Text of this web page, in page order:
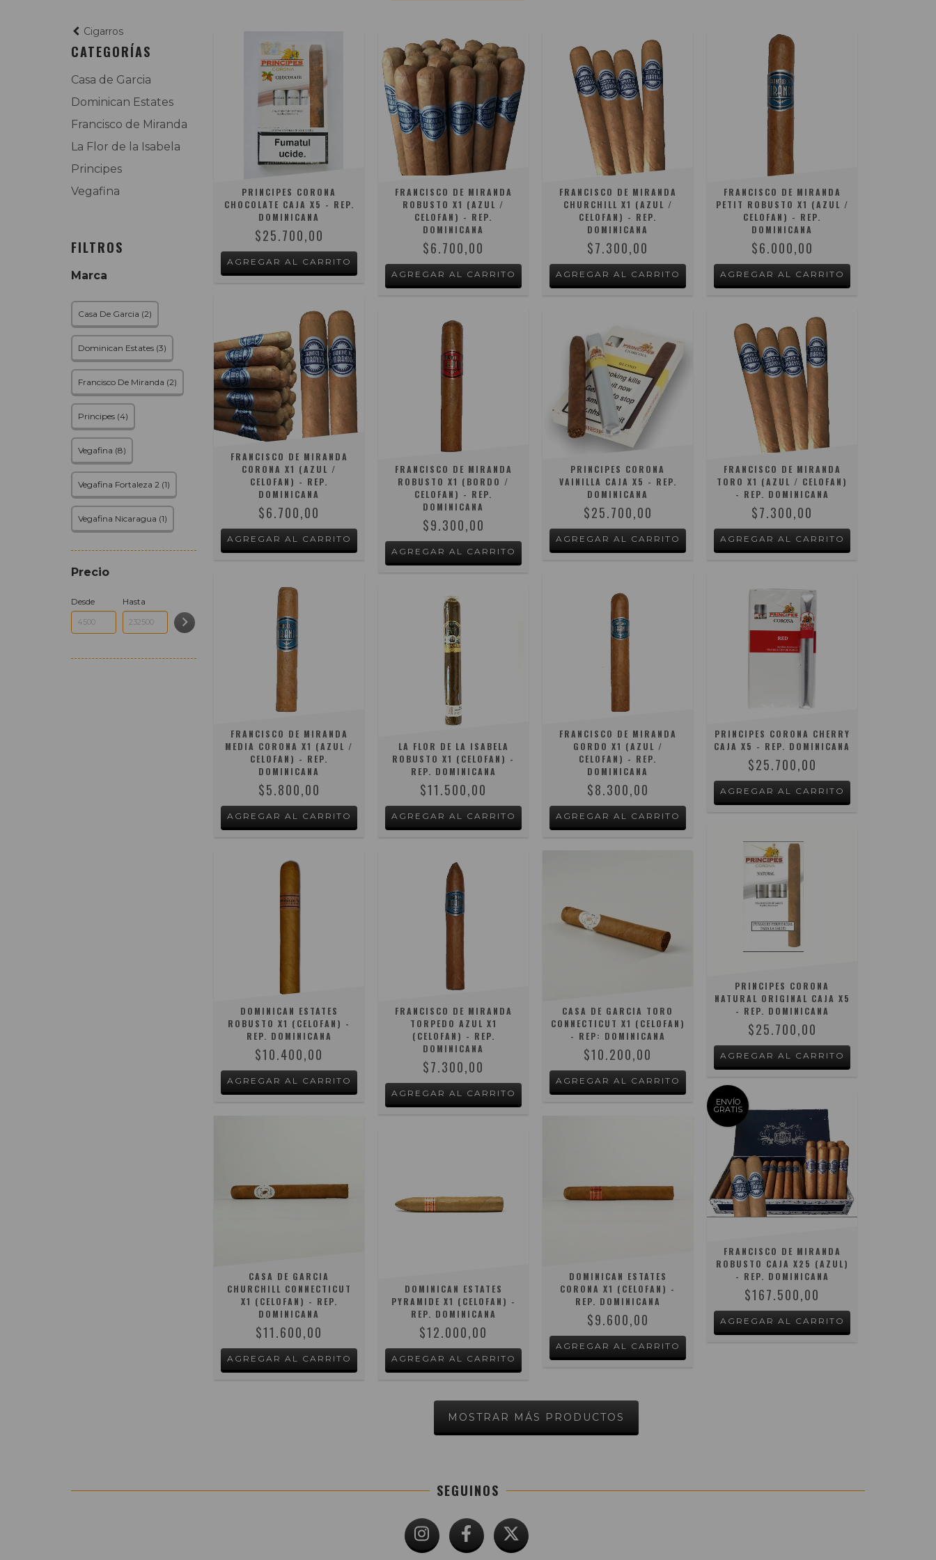
Cigarros
CATEGORÍAS
Casa de Garcia
Dominican Estates
Francisco de Miranda
La Flor de la Isabela
Principes
Vegafina
FILTROS
Marca
Casa De Garcia (2)
Dominican Estates (3)
Francisco De Miranda (2)
Principes (4)
Vegafina (8)
Vegafina Fortaleza 2 (1)
Vegafina Nicaragua (1)
Precio
Desde Hasta
PRINCIPES CORONA
CHOCOLATE CAJA X5 - REP.
DOMINICANA
$25.700,00
FRANCISCO DE MIRANDA
ROBUSTO X1 (AZUL /
CELOFAN) - REP.
DOMINICANA
$6.700,00
FRANCISCO DE MIRANDA
CHURCHILL X1 (AZUL /
CELOFAN) - REP.
DOMINICANA
$7.300,00
FRANCISCO DE MIRANDA
PETIT ROBUSTO X1 (AZUL /
CELOFAN) - REP.
DOMINICANA
$6.000,00
FRANCISCO DE MIRANDA
CORONA X1 (AZUL /
CELOFAN) - REP.
DOMINICANA
$6.700,00
FRANCISCO DE MIRANDA
ROBUSTO X1 (BORDO /
CELOFAN) - REP.
DOMINICANA
$9.300,00
PRINCIPES CORONA
VAINILLA CAJA X5 - REP.
DOMINICANA
$25.700,00
FRANCISCO DE MIRANDA
TORO X1 (AZUL / CELOFAN)
- REP. DOMINICANA
$7.300,00
FRANCISCO DE MIRANDA
MEDIA CORONA X1 (AZUL /
CELOFAN) - REP.
DOMINICANA
$5.800,00
LA FLOR DE LA ISABELA
ROBUSTO X1 (CELOFAN) -
REP. DOMINICANA
$11.500,00
FRANCISCO DE MIRANDA
GORDO X1 (AZUL /
CELOFAN) - REP.
DOMINICANA
$8.300,00
PRINCIPES CORONA CHERRY
CAJA X5 - REP. DOMINICANA
$25.700,00
DOMINICAN ESTATES
ROBUSTO X1 (CELOFAN) -
REP. DOMINICANA
$10.400,00
FRANCISCO DE MIRANDA
TORPEDO AZUL X1
(CELOFAN) - REP.
DOMINICANA
$7.300,00
CASA DE GARCIA TORO
CONNECTICUT X1 (CELOFAN)
- REP: DOMINICANA
$10.200,00
PRINCIPES CORONA
NATURAL ORIGINAL CAJA X5
- REP. DOMINICANA
$25.700,00
CASA DE GARCIA
CHURCHILL CONNECTICUT
X1 (CELOFAN) - REP.
DOMINICANA
$11.600,00
DOMINICAN ESTATES
PYRAMIDE X1 (CELOFAN) -
REP. DOMINICANA
$12.000,00
DOMINICAN ESTATES
CORONA X1 (CELOFAN) -
REP. DOMINICANA
$9.600,00
ENVÍO
GRATIS
FRANCISCO DE MIRANDA
ROBUSTO CAJA X25 (AZUL)
- REP. DOMINICANA
$167.500,00
MOSTRAR MÁS PRODUCTOS
SEGUINOS